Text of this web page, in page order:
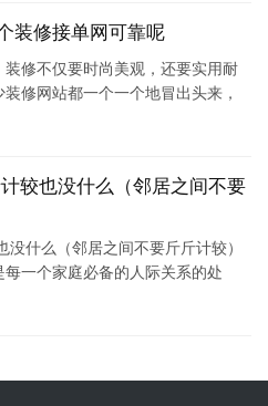
装修接单网可靠呢
修不仅要时尚美观，还要实用耐
修网站都一个一个地冒出头来，
较也没什么（邻居之间不要
没什么（邻居之间不要斤斤计较）
一个家庭必备的人际关系的处